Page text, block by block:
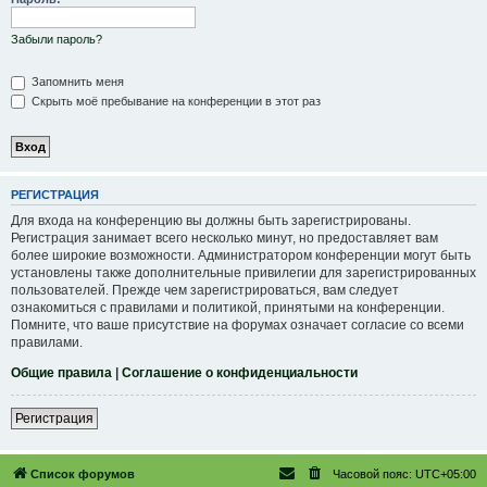
Забыли пароль?
Запомнить меня
Скрыть моё пребывание на конференции в этот раз
РЕГИСТРАЦИЯ
Для входа на конференцию вы должны быть зарегистрированы.
Регистрация занимает всего несколько минут, но предоставляет вам
более широкие возможности. Администратором конференции могут быть
установлены также дополнительные привилегии для зарегистрированных
пользователей. Прежде чем зарегистрироваться, вам следует
ознакомиться с правилами и политикой, принятыми на конференции.
Помните, что ваше присутствие на форумах означает согласие со всеми
правилами.
Общие правила | Соглашение о конфиденциальности
Регистрация
Список форумов Часовой пояс: UTC+05:00